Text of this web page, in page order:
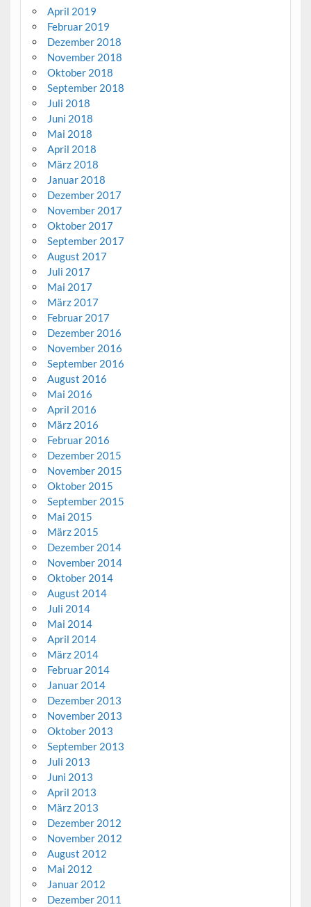
April 2019
Februar 2019
Dezember 2018
November 2018
Oktober 2018
September 2018
Juli 2018
Juni 2018
Mai 2018
April 2018
März 2018
Januar 2018
Dezember 2017
November 2017
Oktober 2017
September 2017
August 2017
Juli 2017
Mai 2017
März 2017
Februar 2017
Dezember 2016
November 2016
September 2016
August 2016
Mai 2016
April 2016
März 2016
Februar 2016
Dezember 2015
November 2015
Oktober 2015
September 2015
Mai 2015
März 2015
Dezember 2014
November 2014
Oktober 2014
August 2014
Juli 2014
Mai 2014
April 2014
März 2014
Februar 2014
Januar 2014
Dezember 2013
November 2013
Oktober 2013
September 2013
Juli 2013
Juni 2013
April 2013
März 2013
Dezember 2012
November 2012
August 2012
Mai 2012
Januar 2012
Dezember 2011